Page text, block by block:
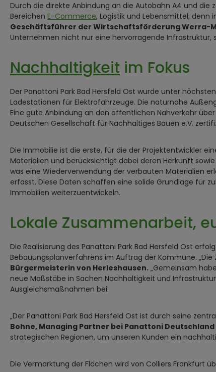
Durch die direkte Anbindung an die Autobahn A4 und
Bereichen E-Commerce, Logistik und Lebensmittel, denn
Geschäftsführer der Wirtschaftsförderung Werra-
Unternehmen nicht nur eine hervorragende Infrastruktur,
Nachhaltigkeit im Fokus
Der Panattoni Park Bad Hersfeld Ost wurde unter
Ladestationen für Elektrofahrzeuge. Die naturnahe
Eine gute Anbindung an den öffentlichen Nahverkehr
Deutschen Gesellschaft für Nachhaltiges Bauen e.V.
Die Immobilie ist die erste, für die der Projektentwickler
Materialien und berücksichtigt dabei deren Herkunft
was eine Wiederverwendung der verbauten Materialien
erfasst. Diese Daten schaffen eine solide Grundlage für
Immobilien weiterzuentwickeln.
Lokale Zusammenarbeit,
Die Realisierung des Panattoni Park Bad Hersfeld Ost
Bebauungsplanverfahrens im Auftrag der Kommune.
Bürgermeisterin von Herleshausen. „Gemeinsam
neue Maßstäbe in Sachen Nachhaltigkeit und
Ausgleichsmaßnahmen bei.
„Der Panattoni Park Bad Hersfeld Ost ist durch seine
Bohne, Managing Partner bei Panattoni
strategischen Regionen, um unseren Kunden ein
Die Vermarktung der Flächen wird von Colliers Frankfurt